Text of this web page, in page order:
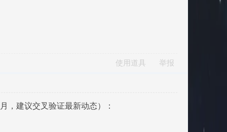
使用道具 举报
，建议交叉验证最新动态）：